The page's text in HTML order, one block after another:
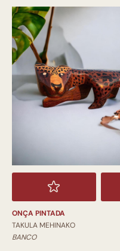
ONÇA PINTADA
TAKULA MEHINAKO
BANCO